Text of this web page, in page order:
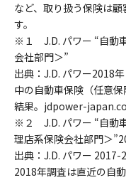
など、取り扱う保険は
す。
※１ J.D. パワー “自動
会社部門＞”
出典：J.D. パワー2018
中の自動車保険（任意
結果。jdpower-
※２ J.D. パワー “自動
理店系保険会社部門＞
出典：J.D. パワー 2017-
2018年調査は直近の自